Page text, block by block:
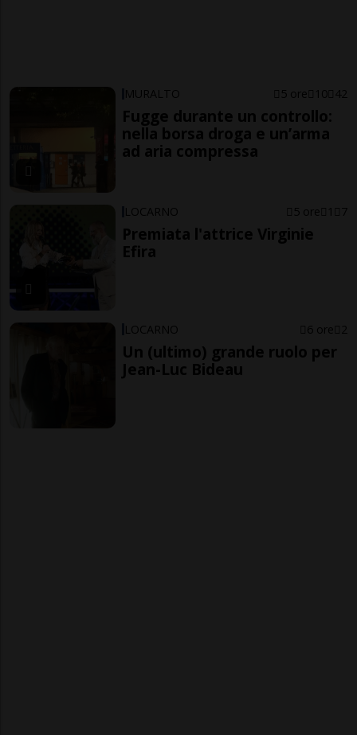
MURALTO 5 ore 10 42
Fugge durante un controllo:
nella borsa droga e un’arma
ad aria compressa
LOCARNO 5 ore 1 7
Premiata l'attrice Virginie
Efira
LOCARNO 6 ore 2
Un (ultimo) grande ruolo per
Jean-Luc Bideau